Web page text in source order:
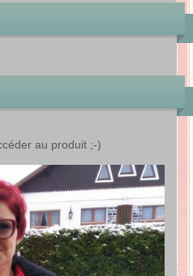
au produit ;-)